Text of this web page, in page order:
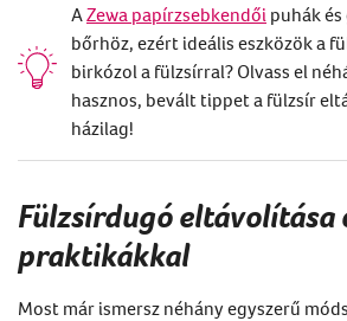
AZewa papírzsebkendői puhák
bőrhöz, ezért ideális eszközök a
birkózol a fülzsírral? Olvass el
hasznos, bevált tippet a fülzsír
házilag!
Fülzsírdugó
praktikákkal
Most már ismersz néhány egyszerű